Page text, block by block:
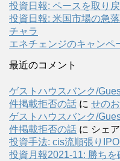
投資日報: ペースを取り
投資日報: 米国市場の急
チャラ
エネチェンジのキャンペ
最近のコメント
ゲストハウスバンク/
件掲載拒否の話 に せの
ゲストハウスバンク/
件掲載拒否の話 に シェ
投資手法: cis流順張り
投資月報2021-11: 勝ち